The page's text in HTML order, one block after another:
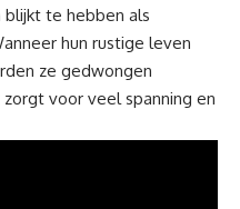
te hebben als
hun rustige leven
ze gedwongen
voor veel spanning en